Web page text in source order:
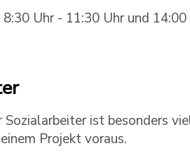
Uhr - 11:30 Uhr und
Sozialarbeiter ist besonders
Projekt voraus.